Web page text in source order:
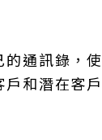
通訊錄，
和潛在客